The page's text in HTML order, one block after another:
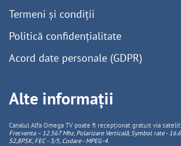
Termeni și condiții
Politică confidențialitate
Acord date personale (GDPR)
Alte informații
Canalul Alfa Omega TV poate fi recepționat gratuit via satelit:
Frecventa – 12.567 Mhz, PolarizareVerticală, Symbol rate -
S2,8PSK, FEC - 3/5, Codare - MPEG-4.